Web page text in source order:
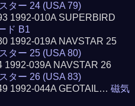
ター 24 (USA 79)
1992-010A SUPERBIRD
ド B1
1992-019A NAVSTAR 25
ター 25 (USA 80)
1992-039A NAVSTAR 26
ター 26 (USA 83)
1992-044A GEOTAIL…磁気